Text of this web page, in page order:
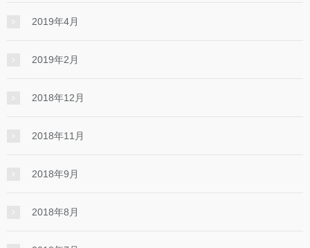
2019年4月
2019年2月
2018年12月
2018年11月
2018年9月
2018年8月